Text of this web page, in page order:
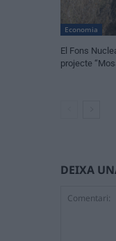
Economia
El Fons
projecte
DEIXA